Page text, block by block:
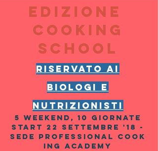
Edizione
COOKING
school
RIsERVATO AI
BIOLOGI E
NUTRIZIONISTI
5 weekend, 10 giornate
Start 22 settembre '18 -
sede PROFESSIONAL COOK
ING ACADEMY